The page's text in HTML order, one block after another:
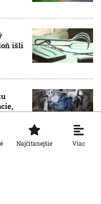
išli
Najčítanejšie Viac